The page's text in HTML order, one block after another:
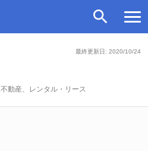
最終更新日: 2020/10/24
不動産、レンタル・リース